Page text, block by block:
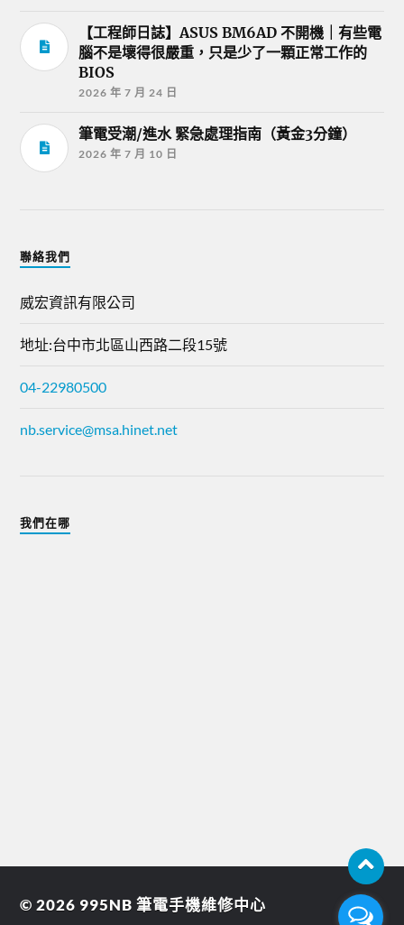
【工程師日誌】ASUS BM6AD 不開機｜有些電
腦不是壞得很嚴重，只是少了一顆正常工作的
BIOS
2026 年 7 月 24 日
筆電受潮/進水 緊急處理指南（黃金3分鐘）
2026 年 7 月 10 日
聯絡我們
威宏資訊有限公司
地址:台中市北區山西路二段15號
04-22980500
nb.service@msa.hinet.net
我們在哪
© 2026 995NB 筆電手機維修中心